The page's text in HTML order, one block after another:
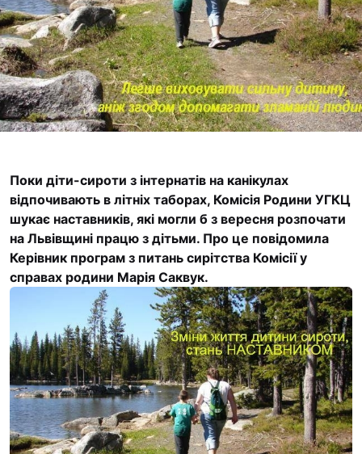
Футбольна команда
Кулінарний гурток
Іконописна школа
“Капеланчики”
Альтернатива
Чемпіонат з міні-
“КОПА”
Як допомогти
Ми помолимося
З рук в руки
Підтримати сім’ю
Юричко
“#Усинови_ТИ”
Законодавство
Освіта
Поки діти-сироти з інтернатів на канікулах
відпочивають в літніх таборах, Комісія Родини УГКЦ
шукає наставників, які могли б з вересня розпочати
на Львівщині працю з дітьми. Про це повідомила
Керівник програм з питань сирітства Комісії у
справах родини Марія Саквук.